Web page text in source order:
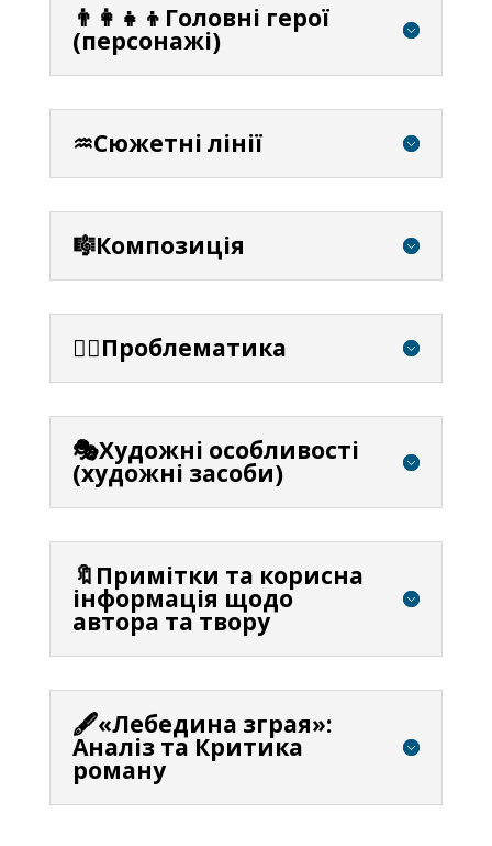
👨‍👩‍👧‍👦Головні герої
(персонажі)
♒Сюжетні лінії
🎼Композиція
⛓️‍💥Проблематика
🎭Художні особливості
(художні засоби)
🔖Примітки та корисна
інформація щодо
автора та твору
🖋️«Лебедина зграя»:
Аналіз та Критика
роману